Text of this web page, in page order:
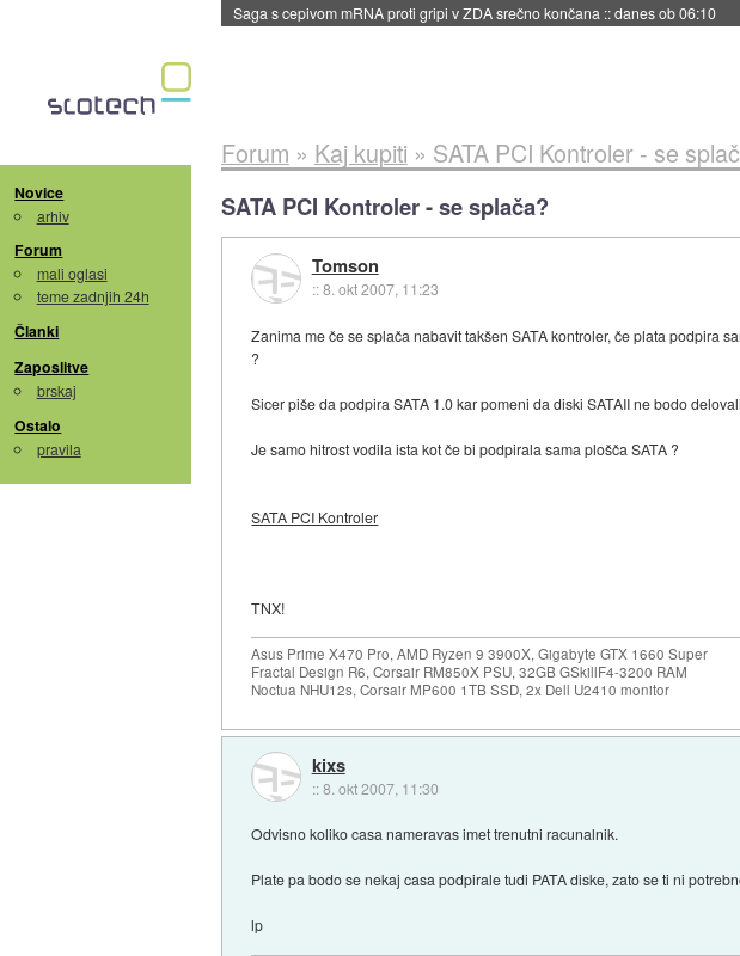
BMW v vozilih začel predvajati reklame::danes ob 06:09
Novice
arhiv
Forum
mali oglasi
teme zadnjih 24h
Članki
Zaposlitve
brskaj
Ostalo
pravila
Forum » Kaj kupiti » SATA PCI Kontroler - se
SATA PCI Kontroler - se splača?
Tomson
::8. okt 2007, 11:23
Zanima me če se splača nabavit takšen SATA kontroler, če plata podpira
?
Sicer piše da podpira SATA 1.0 kar pomeni da diski SATAII ne bodo
Je samo hitrost vodila ista kot če bi podpirala sama plošča SATA ?
SATA PCI Kontroler
TNX!
Asus Prime X470 Pro, AMD Ryzen 9 3900X, Gigabyte GTX 1660 Super
Fractal Design R6, Corsair RM850X PSU, 32GB GSkillF4-3200 RAM
Noctua NHU12s, Corsair MP600 1TB SSD, 2x Dell U2410 monitor
kixs
::8. okt 2007, 11:30
Odvisno koliko casa nameravas imet trenutni racunalnik.
Plate pa bodo se nekaj casa podpirale tudi PATA diske, zato se ti ni
lp